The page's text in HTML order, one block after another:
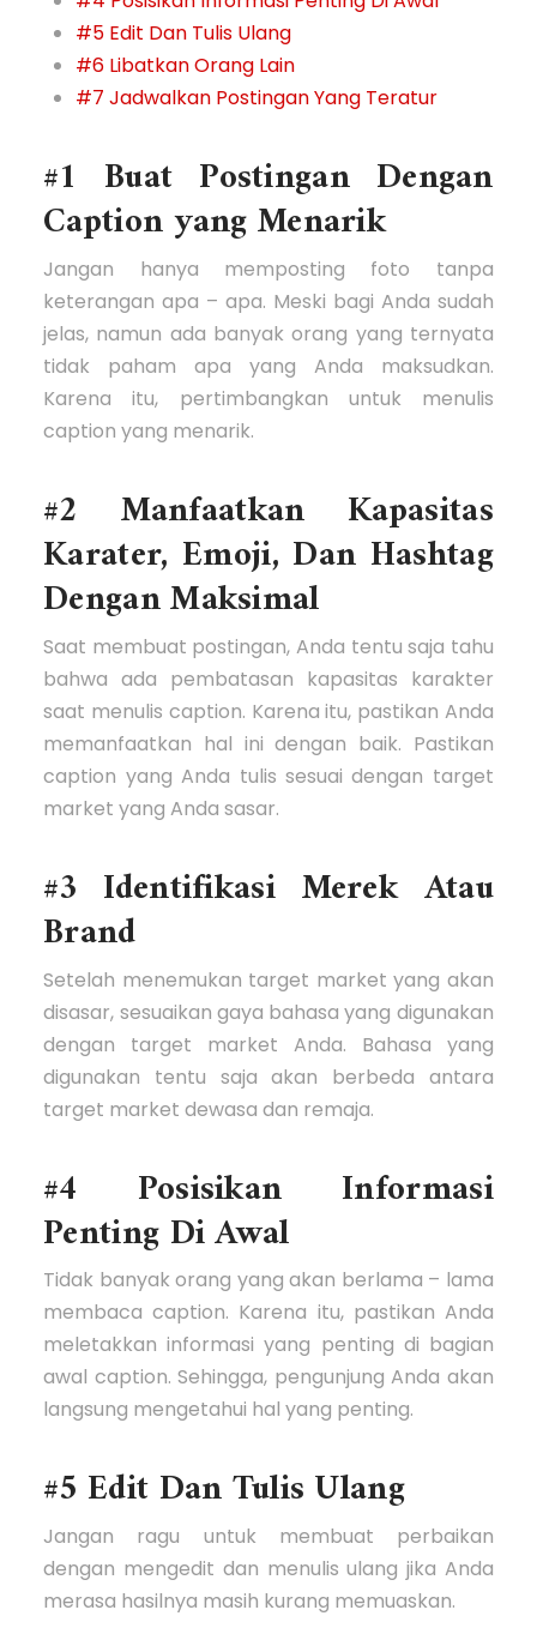
#5 Edit Dan Tulis Ulang
#6 Libatkan Orang Lain
#7 Jadwalkan Postingan Yang Teratur
#1 Buat Postingan Dengan
Caption yang Menarik
Jangan hanya memposting foto tanpa
keterangan apa – apa. Meski bagi Anda sudah
jelas, namun ada banyak orang yang ternyata
tidak paham apa yang Anda maksudkan.
Karena itu, pertimbangkan untuk menulis
caption yang menarik.
#2 Manfaatkan Kapasitas
Karater, Emoji, Dan Hashtag
Dengan Maksimal
Saat membuat postingan, Anda tentu saja tahu
bahwa ada pembatasan kapasitas karakter
saat menulis caption. Karena itu, pastikan Anda
memanfaatkan hal ini dengan baik. Pastikan
caption yang Anda tulis sesuai dengan target
market yang Anda sasar.
#3 Identifikasi Merek Atau
Brand
Setelah menemukan target market yang akan
disasar, sesuaikan gaya bahasa yang digunakan
dengan target market Anda. Bahasa yang
digunakan tentu saja akan berbeda antara
target market dewasa dan remaja.
#4 Posisikan Informasi
Penting Di Awal
Tidak banyak orang yang akan berlama – lama
membaca caption. Karena itu, pastikan Anda
meletakkan informasi yang penting di bagian
awal caption. Sehingga, pengunjung Anda akan
langsung mengetahui hal yang penting.
#5 Edit Dan Tulis Ulang
Jangan ragu untuk membuat perbaikan
dengan mengedit dan menulis ulang jika Anda
merasa hasilnya masih kurang memuaskan.